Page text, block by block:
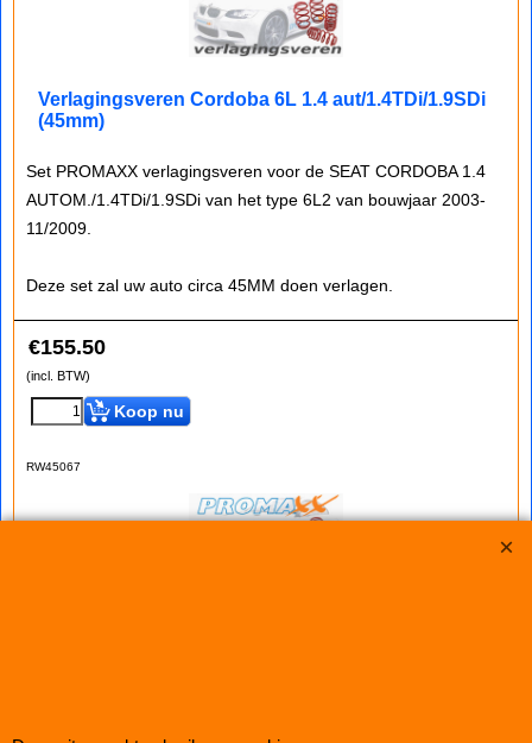
Verlagingsveren Cordoba 6L 1.4 aut/1.4TDi/1.9SDi
(45mm)
Set PROMAXX verlagingsveren voor de SEAT CORDOBA 1.4
AUTOM./1.4TDi/1.9SDi van het type 6L2 van bouwjaar 2003-
11/2009.
Deze set zal uw auto circa 45MM doen verlagen.
€155.50
(incl. BTW)
Koop nu
RW45067